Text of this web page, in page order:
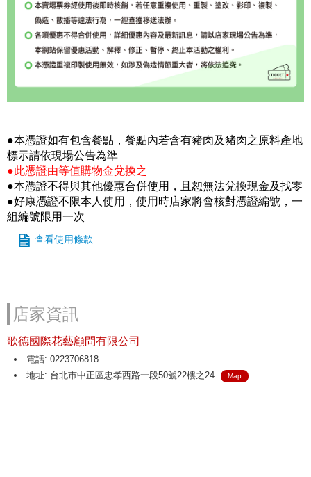
●本憑證如有包含餐點，餐點內若含有豬肉及豬肉之原料產地
標示請依現場公告為準
●此憑證由等值購物金兌換之
●本憑證不得與其他優惠合併使用，且恕無法兌換現金及找零
●好康憑證不限本人使用，使用時店家將會核對憑證編號，一
組編號限用一次
查看使用條款
店家資訊
歌德國際花藝顧問有限公司
電話: 0223706818
地址: 台北市中正區忠孝西路一段50號22樓之24
Map